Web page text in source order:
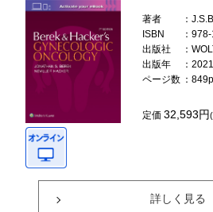
著者
：
ISBN
：
出版社
：
出版年
：
ページ数 ：
定価32,593円
詳しく見る